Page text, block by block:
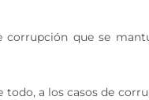
corrupción que se
todo, a los casos de